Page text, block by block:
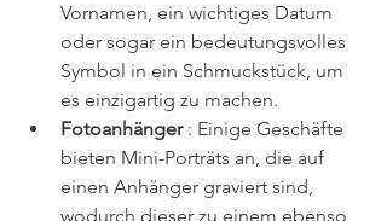
Vornamen, ein wichtiges Datum
oder sogar ein bedeutungsvolles
Symbol in ein Schmuckstück, um
es einzigartig zu machen.
Fotoanhänger : Einige Geschäfte
bieten Mini-Porträts an, die auf
einen Anhänger graviert sind,
wodurch dieser zu einem ebenso